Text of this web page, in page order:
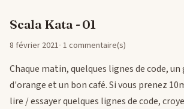
Scala Kata - 01
8 février 2021 1 commentaire(s)
Chaque matin, quelques lignes de code, un
d'orange et un bon café. Si vous prenez
lire / essayer quelques lignes de code,